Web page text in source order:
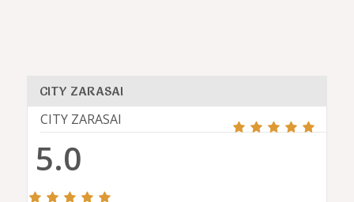
CITY ZARASAI
CITY ZARASAI
5.0